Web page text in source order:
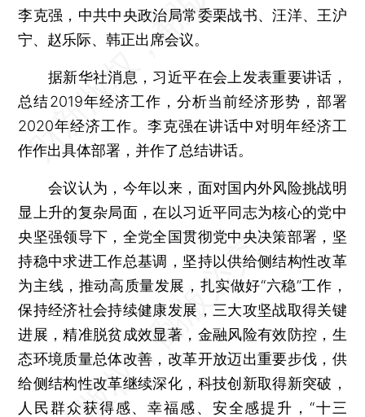
李克强，中共中央政治局常委栗战书、汪洋、王沪
宁、赵乐际、韩正出席会议。
据新华社消息，习近平在会上发表重要讲话，
总结2019年经济工作，分析当前经济形势，部署
2020年经济工作。李克强在讲话中对明年经济工
作作出具体部署，并作了总结讲话。
会议认为，今年以来，面对国内外风险挑战明
显上升的复杂局面，在以习近平同志为核心的党中
央坚强领导下，全党全国贯彻党中央决策部署，坚
持稳中求进工作总基调，坚持以供给侧结构性改革
为主线，推动高质量发展，扎实做好“六稳”工作，
保持经济社会持续健康发展，三大攻坚战取得关键
进展，精准脱贫成效显著，金融风险有效防控，生
态环境质量总体改善，改革开放迈出重要步伐，供
给侧结构性改革继续深化，科技创新取得新突破，
人民群众获得感、幸福感、安全感提升，“十三